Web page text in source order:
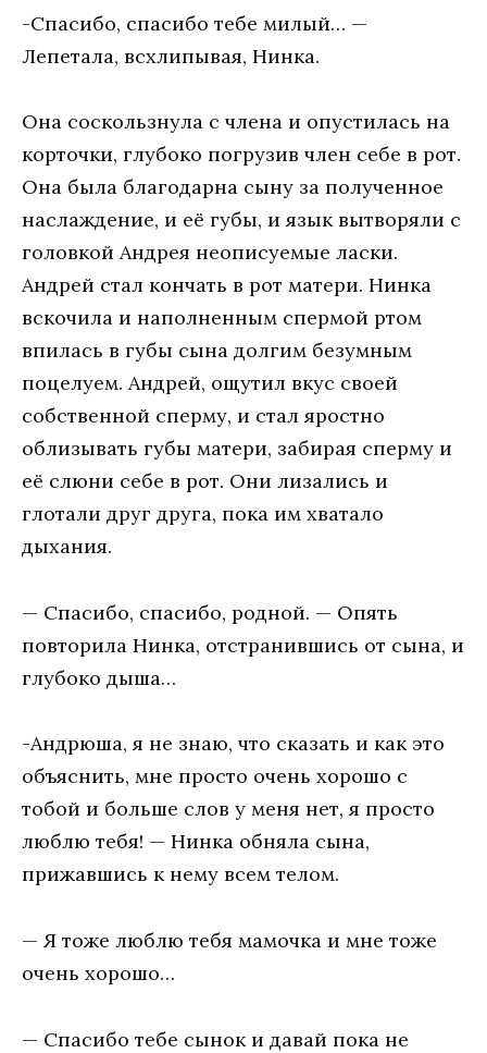
-Спасибо, спасибо тебе милый… —
Лепетала, всхлипывая, Нинка.
Она соскользнула с члена и опустилась на
корточки, глубоко погрузив член себе в рот.
Она была благодарна сыну за полученное
наслаждение, и её губы, и язык вытворяли с
головкой Андрея неописуемые ласки.
Андрей стал кончать в рот матери. Нинка
вскочила и наполненным спермой ртом
впилась в губы сына долгим безумным
поцелуем. Андрей, ощутил вкус своей
собственной сперму, и стал яростно
облизывать губы матери, забирая сперму и
её слюни себе в рот. Они лизались и
глотали друг друга, пока им хватало
дыхания.
— Спасибо, спасибо, родной. — Опять
повторила Нинка, отстранившись от сына, и
глубоко дыша…
-Андрюша, я не знаю, что сказать и как это
объяснить, мне просто очень хорошо с
тобой и больше слов у меня нет, я просто
люблю тебя! — Нинка обняла сына,
прижавшись к нему всем телом.
— Я тоже люблю тебя мамочка и мне тоже
очень хорошо…
— Спасибо тебе сынок и давай пока не